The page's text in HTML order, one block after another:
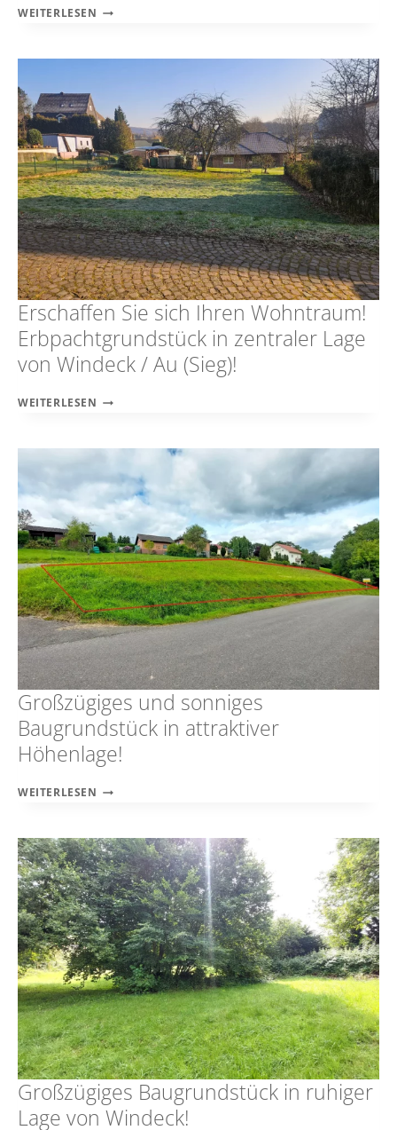
WEITERLESEN GROSSZÜGIGES G
CHÖNER H
INDECK!
Erschaffen Sie sich Ihren Wohntraum!
Erbpachtgrundstück in zentraler Lage
von Windeck / Au (Sieg)!
WEITERLESEN ERSCHAFFEN
IHREN
WOHNTRAUM!
ERBPACHTGRUNDSTÜCK
IN
ZENTRALER
LAGE
VON
WINDECK
/
AU
(SIEG)!
Großzügiges und sonniges
Baugrundstück in attraktiver
Höhenlage!
WEITERLESEN GROSSZÜGIGES U
AUGRUNDSTÜCK I
N A
TTRAKTIVER H
ÖHENLAGE!
Großzügiges Baugrundstück in ruhiger
Lage von Windeck!